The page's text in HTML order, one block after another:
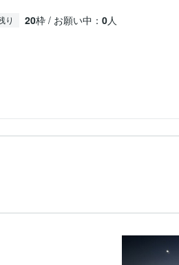
り 20枠 / お願い中： 0人